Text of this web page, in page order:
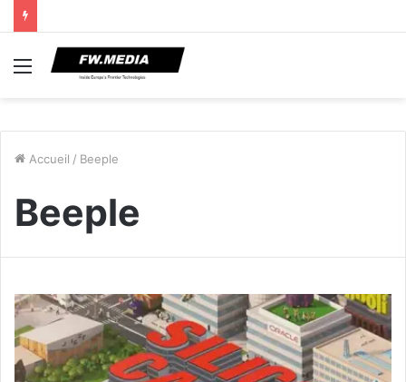
Menu
Accueil / Beeple
Beeple